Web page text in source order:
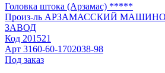
Головка штока (Арзамас) *****
Произ-ль АРЗАМАССКИЙ
ЗАВОД
Код 201521
Арт 3160-60-1702038-98
Под заказ